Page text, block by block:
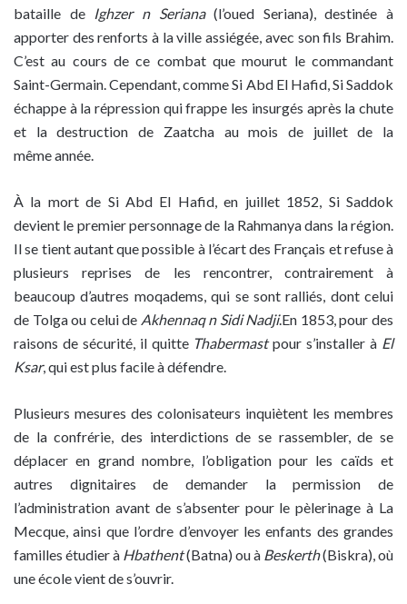
bataille de Ighzer n Seriana(l’oued Seriana), destinée à
apporter des renforts à la ville assiégée, avec son fils Brahim.
C’est au cours de ce combat que mourut le commandant
Saint-Germain. Cependant, comme Si Abd El Hafid, Si Saddok
échappe à la répression qui frappe les insurgés après la chute
et la destruction de Zaatcha au mois de juillet de la
même année.
À la mort de Si Abd El Hafid, en juillet 1852, Si Saddok
devient le premier personnage de la Rahmanya dans la région.
Il se tient autant que possible à l’écart des Français et refuse à
plusieurs reprises de les rencontrer, contrairement à
beaucoup d’autres moqadems, qui se sont ralliés, dont celui
de Tolga ou celui de Akhennaq n Sidi Nadji.En 1853, pour des
raisons de sécurité, il quitte Thabermastpour s’installer à El
Ksar, qui est plus facile à défendre.
Plusieurs mesures des colonisateurs inquiètent les membres
de la confrérie, des interdictions de se rassembler, de se
déplacer en grand nombre, l’obligation pour les caïds et
autres dignitaires de demander la permission de
l’administration avant de s’absenter pour le pèlerinage à La
Mecque, ainsi que l’ordre d’envoyer les enfants des grandes
familles étudier à Hbathent(Batna) ou à Beskerth(Biskra), où
une école vient de s’ouvrir.